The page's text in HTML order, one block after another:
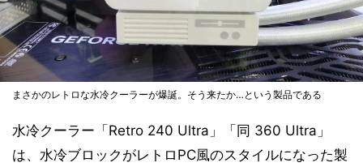
まさかのレトロな水冷クーラーが爆誕。そう来たか…という製品である
水冷クーラー「Retro 240 Ultra」「同 360 Ultra」
は、水冷ブロックがレトロPC風のスタイルになった製